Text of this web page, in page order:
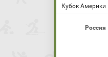
Кубок Америки
Россия